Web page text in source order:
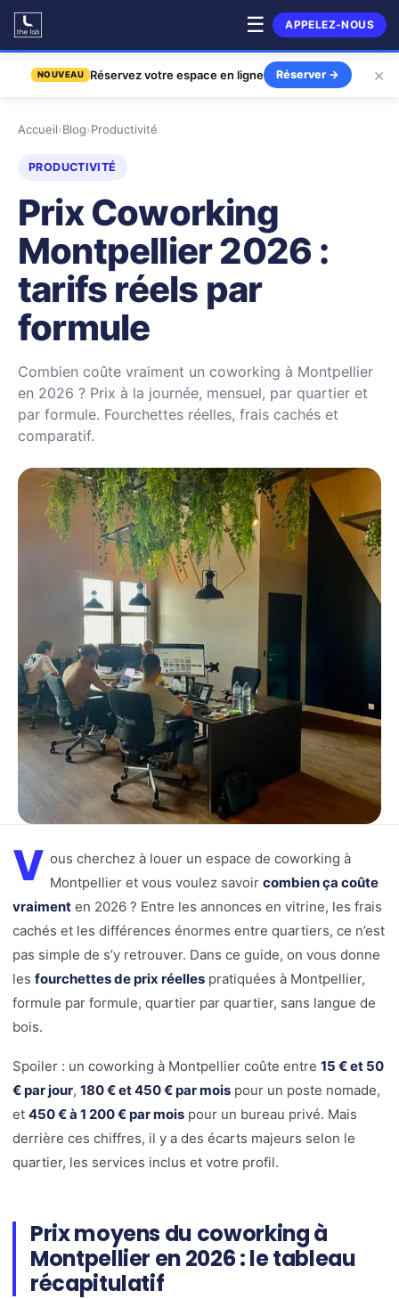
☰ APPELEZ-NOUS
NOUVEAU Réservez votre espace en ligne Réserver → ×
Accueil›Blog›Productivité
PRODUCTIVITÉ
Prix Coworking
Montpellier 2026 :
tarifs réels par
formule
Combien coûte vraiment un coworking à Montpellier
en 2026 ? Prix à la journée, mensuel, par quartier et
par formule. Fourchettes réelles, frais cachés et
comparatif.
V ous cherchez à louer un espace de coworking à
Montpellier et vous voulez savoir combien ça coûte
vraiment en 2026 ? Entre les annonces en vitrine, les frais
cachés et les différences énormes entre quartiers, ce n’est
pas simple de s’y retrouver. Dans ce guide, on vous donne
les fourchettes de prix réelles pratiquées à Montpellier,
formule par formule, quartier par quartier, sans langue de
bois.
Spoiler : un coworking à Montpellier coûte entre 15 € et 50
€ par jour, 180 € et 450 € par mois pour un poste nomade,
et 450 € à 1 200 € par mois pour un bureau privé. Mais
derrière ces chiffres, il y a des écarts majeurs selon le
quartier, les services inclus et votre profil.
Prix moyens du coworking à
Montpellier en 2026 : le tableau
récapitulatif